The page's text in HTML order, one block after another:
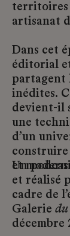
territoires
artisanat
Dans cet
éditorial
partagent
inédites.
devient-il
une
d’un
et
Un
et réalisé
cadre de
Galerie du
décembre